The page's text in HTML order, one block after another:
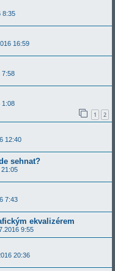
8:35
16:59
7:58
1:08
1 2
12:40
sehnat?
7:43
ekvalizérem
9:55
20:36